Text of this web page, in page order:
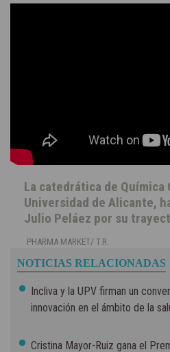
La catedrática de Química
Universidad de Alicante,
Julio Peláez por su
PHARMA MARKET/ T.R.
NOTICIAS RELACIONADAS
Incliva y la UPV firman un
innovación en el ámbito de la
Cristina Mayor-Ruiz gana el